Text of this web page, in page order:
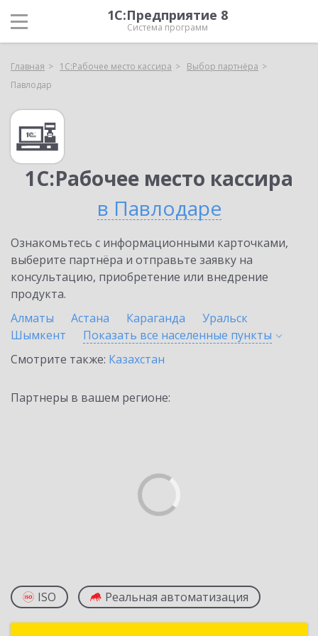
1С:Предприятие 8
Система программ
Главная 1С:Рабочее место кассира
Выбор партнёра
Павлодар
1С:Рабочее место кассира
в Павлодаре
Ознакомьтесь с информационными карточками,
выберите партнёра и отправьте заявку на
консультацию, приобретение или внедрение
продукта.
Алматы
Астана Караганда
Уральск
Шымкент
Показать все населенные пункты
Смотрите также: Казахстан
Партнеры в вашем регионе:
ISO Реальная автоматизация